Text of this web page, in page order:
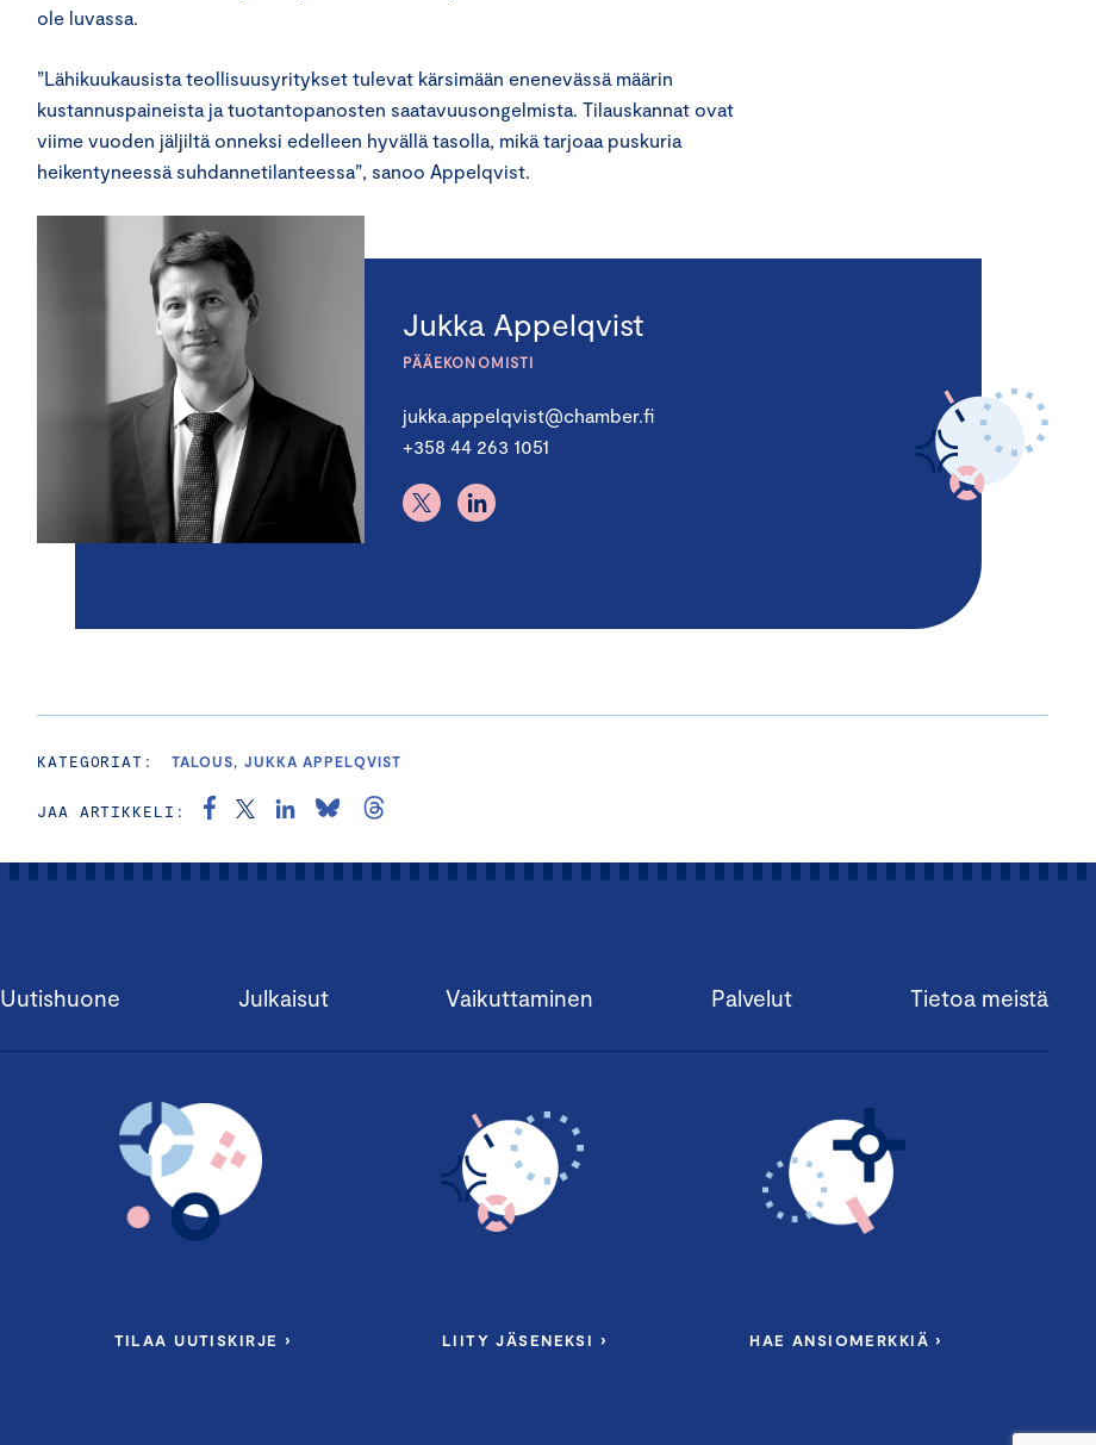
ole luvassa.
”Lähikuukausista teollisuusyritykset tulevat kärsimään enenevässä määrin
kustannuspaineista ja tuotantopanosten saatavuusongelmista. Tilauskannat ovat
viime vuoden jäljiltä onneksi edelleen hyvällä tasolla, mikä tarjoaa puskuria
heikentyneessä suhdannetilanteessa”, sanoo Appelqvist.
Jukka Appelqvist
PÄÄEKONOMISTI
jukka.appelqvist@chamber.fi
+358 44 263 1051
KATEGORIAT: TALOUS, JUKKA APPELQVIST
JAA ARTIKKELI:
Uutishuone Julkaisut Vaikuttaminen Palvelut Tietoa meistä
TILAA UUTISKIRJE › LIITY JÄSENEKSI › HAE ANSIOMERKKIÄ ›